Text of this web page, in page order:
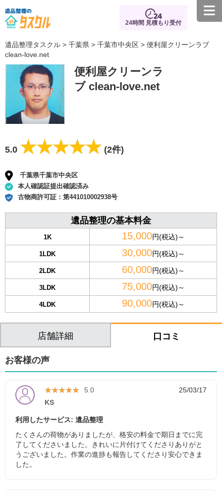
24時間 見積もり受付
遺品整理タスクル > 千葉県 > 千葉市中央区 > 便利屋クリーンラブ
clean-love.net
便利屋クリーンラ
ブ clean-love.net
5.0 ★★★★★
★★★★★ (2件)
千葉県千葉市中央区
本人確認証提出確認済み
古物商許可証： 第441010002938号
遺品整理の基本料金
1K 15,000円(税込)～
1LDK 30,000円(税込)～
2LDK 60,000円(税込)～
3LDK 75,000円(税込)～
4LDK 90,000円(税込)～
店舗詳細 口コミ
お客様の声
★★★★★
★★★★★ 5.0
25/03/17
KS
利用したサービス: 遺品整理
たくさんの荷物がありましたが、格安の料金で期日までに完
了してくださいました。きれいに片付けてくださりありがと
うございました。作業の進捗も報告してくださり安心できま
した。